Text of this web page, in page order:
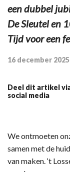
een dubbel
De Sleutel en
Tijd voor een
16 december
Deel dit artikel
social media
We ontmoeten
samen met de
van maken. ‘t